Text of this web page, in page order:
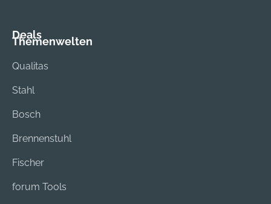
Deals
Themenwelten
Qualitas
Stahl
Bosch
Brennenstuhl
Fischer
forum Tools